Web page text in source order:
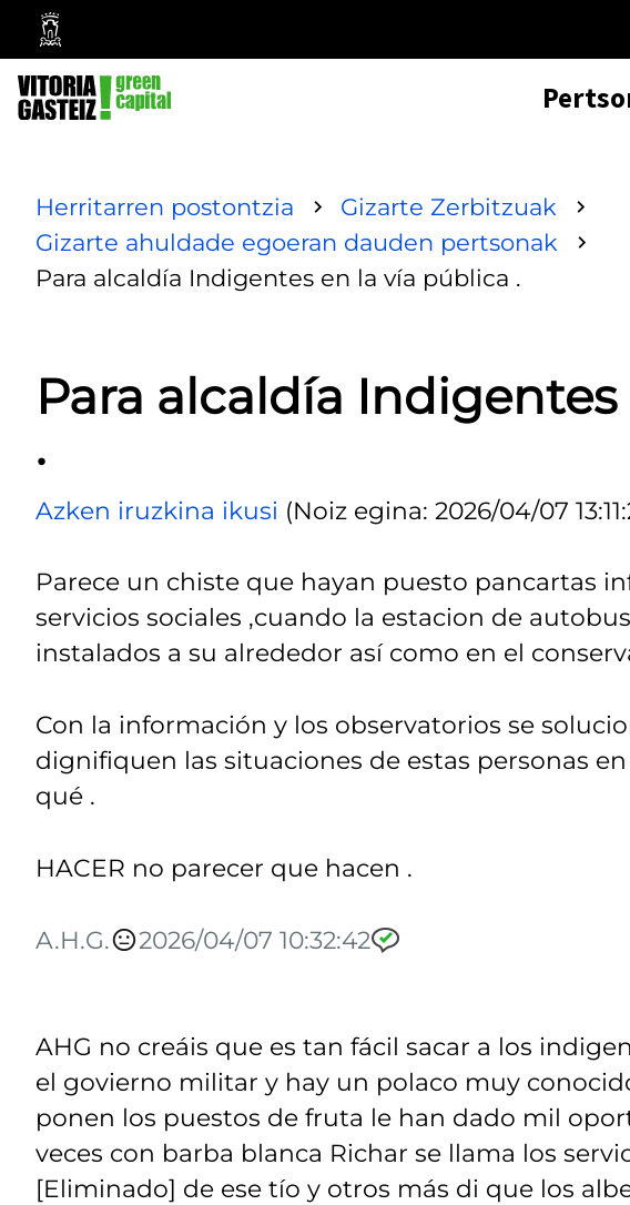
Vitoria-
Gasteizko
Udala
Herritarren postontzia
Gizarte Zerbitzuak
Gizarte ahuldade egoeran dauden pertsonak
Para alcaldía Indigentes en la vía pública .
Para alcaldía
.
Azken iruzkina ikusi (Noiz egina: 2026/04/07
Parece un chiste que hayan puesto pancartas
servicios sociales ,cuando la estacion de
instalados a su alrededor así como en el
Con la información y los observatorios se
dignifiquen las situaciones de estas personas
qué .
HACER no parecer que hacen .
A.H.G. 2026/04/07 10:32:42
AHG no creáis que es tan fácil sacar a los
el govierno militar y hay un polaco muy
ponen los puestos de fruta le han dado mil
veces con barba blanca Richar se llama los
[Eliminado] de ese tío y otros más di que los